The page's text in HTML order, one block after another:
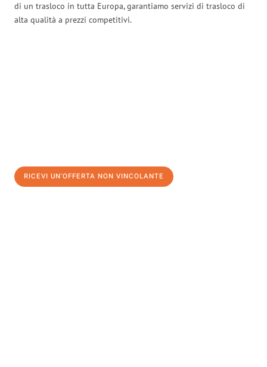
di un trasloco in tutta Europa, garantiamo servizi di trasloco di
alta qualità a prezzi competitivi.
RICEVI UN'OFFERTA NON VINCOLANTE